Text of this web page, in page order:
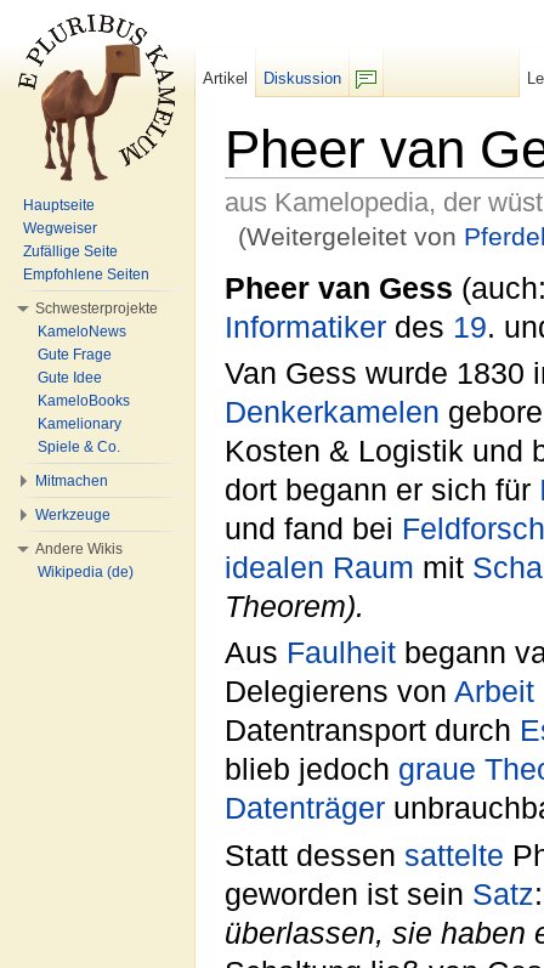
Pheer van
aus Kamelopedia, der
(Weitergeleitet von
Pheer van Gess
Informatiker des 19.
Van Gess wurde 1830
Denkerkamelen
Kosten & Logistik und
dort begann er sich für
und fand bei
idealen Raum mit
Theorem).
Aus Faulheit begann
Delegierens von Arbeit
Datentransport durch
blieb jedoch graue
Datenträger
Statt dessen sattelte
geworden ist sein Satz
überlassen, sie haben
Artikel
Diskussion
Hauptseite
Wegweiser
Zufällige Seite
Empfohlene Seiten
Schwesterprojekte
KameloNews
Gute Frage
Gute Idee
KameloBooks
Kamelionary
Spiele & Co.
Mitmachen
Werkzeuge
Andere Wikis
Wikipedia (de)